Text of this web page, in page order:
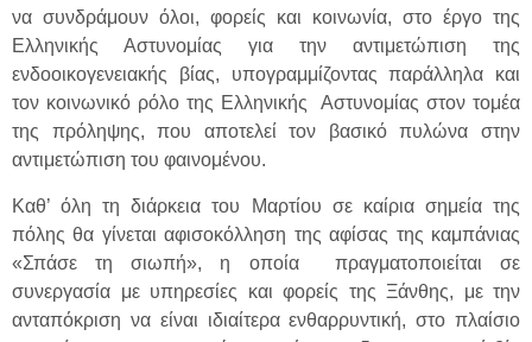
να συνδράμουν όλοι, φορείς και κοινωνία, στο έργο της
Ελληνικής Αστυνομίας για την αντιμετώπιση της
ενδοοικογενειακής βίας, υπογραμμίζοντας παράλληλα και
τον κοινωνικό ρόλο της Ελληνικής Αστυνομίας στον τομέα
της πρόληψης, που αποτελεί τον βασικό πυλώνα στην
αντιμετώπιση του φαινομένου.
Καθ’ όλη τη διάρκεια του Μαρτίου σε καίρια σημεία της
πόλης θα γίνεται αφισοκόλληση της αφίσας της καμπάνιας
«Σπάσε τη σιωπή», η οποία πραγματοποιείται σε
συνεργασία με υπηρεσίες και φορείς της Ξάνθης, με την
ανταπόκριση να είναι ιδιαίτερα ενθαρρυντική, στο πλαίσιο